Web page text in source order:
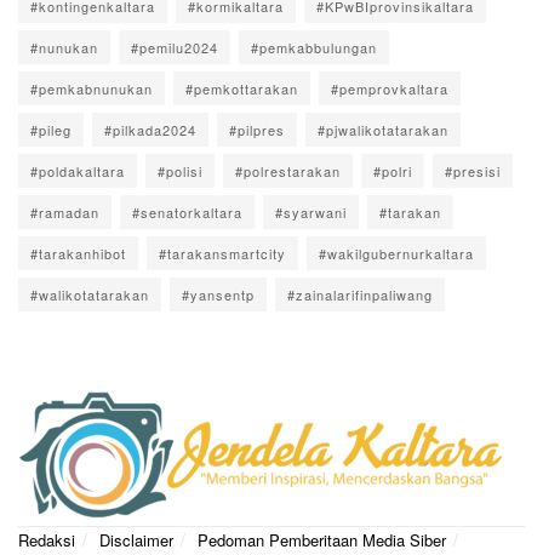
#kontingenkaltara #kormikaltara #KPwBIprovinsikaltara
#nunukan #pemilu2024 #pemkabbulungan
#pemkabnunukan #pemkottarakan #pemprovkaltara
#pileg #pilkada2024 #pilpres #pjwalikotatarakan
#poldakaltara #polisi #polrestarakan #polri #presisi
#ramadan #senatorkaltara #syarwani #tarakan
#tarakanhibot #tarakansmartcity #wakilgubernurkaltara
#walikotatarakan #yansentp #zainalarifinpaliwang
Redaksi Disclaimer Pedoman Pemberitaan Media Siber